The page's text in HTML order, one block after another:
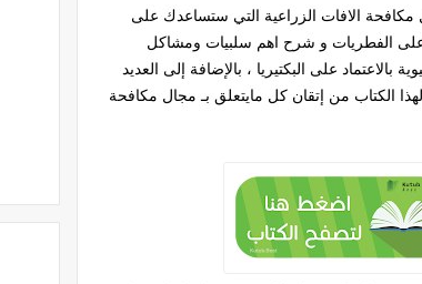
الافات الزراعية التي ستساعدك على
على الفطريات و شرح اهم سلبيات ومشاكل
على البكتيريا ، بالإضافة إلى العديد
الكتاب من إتقان كل مايتعلق بـ مجال مكافحة